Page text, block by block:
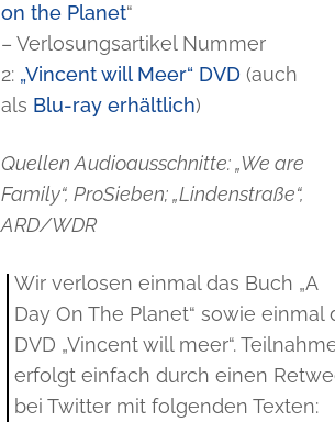
on the Planet“
– Verlosungsartikel Nummer
2: „Vincent will Meer“ DVD(auch
als Blu-ray erhältlich)
Quellen Audioausschnitte: „We are
Family“, ProSieben; „Lindenstraße“,
ARD/WDR
Wir verlosen einmal das Buch „A
Day On The Planet“ sowie einmal
DVD „Vincent will meer“.
erfolgt einfach durch einen
bei Twitter mit folgenden Texten: